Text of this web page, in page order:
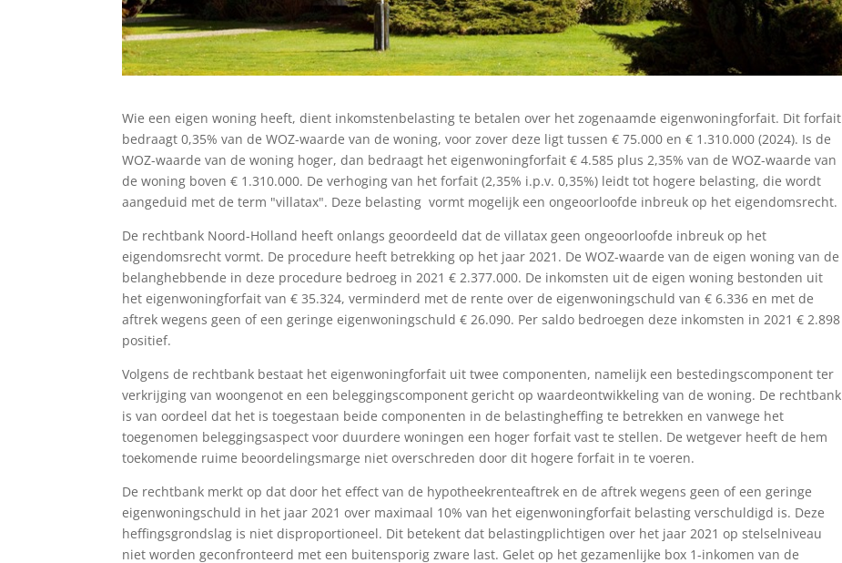
Wie een eigen woning heeft, dient inkomstenbelasting te betalen over het zogenaamde eigenwoningforfait. Dit forfait
bedraagt 0,35% van de WOZ-waarde van de woning, voor zover deze ligt tussen € 75.000 en € 1.310.000 (2024). Is de
WOZ-waarde van de woning hoger, dan bedraagt het eigenwoningforfait € 4.585 plus 2,35% van de WOZ-waarde van
de woning boven € 1.310.000. De verhoging van het forfait (2,35% i.p.v. 0,35%) leidt tot hogere belasting, die wordt
aangeduid met de term "villatax". Deze belasting vormt mogelijk een ongeoorloofde inbreuk op het eigendomsrecht.
De rechtbank Noord-Holland heeft onlangs geoordeeld dat de villatax geen ongeoorloofde inbreuk op het
eigendomsrecht vormt. De procedure heeft betrekking op het jaar 2021. De WOZ-waarde van de eigen woning van de
belanghebbende in deze procedure bedroeg in 2021 € 2.377.000. De inkomsten uit de eigen woning bestonden uit
het eigenwoningforfait van € 35.324, verminderd met de rente over de eigenwoningschuld van € 6.336 en met de
aftrek wegens geen of een geringe eigenwoningschuld € 26.090. Per saldo bedroegen deze inkomsten in 2021 € 2.898
positief.
Volgens de rechtbank bestaat het eigenwoningforfait uit twee componenten, namelijk een bestedingscomponent ter
verkrijging van woongenot en een beleggingscomponent gericht op waardeontwikkeling van de woning. De rechtbank
is van oordeel dat het is toegestaan beide componenten in de belastingheffing te betrekken en vanwege het
toegenomen beleggingsaspect voor duurdere woningen een hoger forfait vast te stellen. De wetgever heeft de hem
toekomende ruime beoordelingsmarge niet overschreden door dit hogere forfait in te voeren.
De rechtbank merkt op dat door het effect van de hypotheekrenteaftrek en de aftrek wegens geen of een geringe
eigenwoningschuld in het jaar 2021 over maximaal 10% van het eigenwoningforfait belasting verschuldigd is. Deze
heffingsgrondslag is niet disproportioneel. Dit betekent dat belastingplichtigen over het jaar 2021 op stelselniveau
niet worden geconfronteerd met een buitensporig zware last. Gelet op het gezamenlijke box 1-inkomen van de